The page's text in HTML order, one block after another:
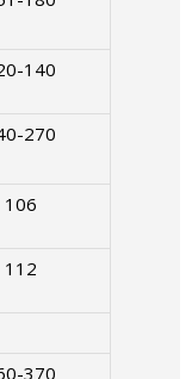
140
270
106
112
370